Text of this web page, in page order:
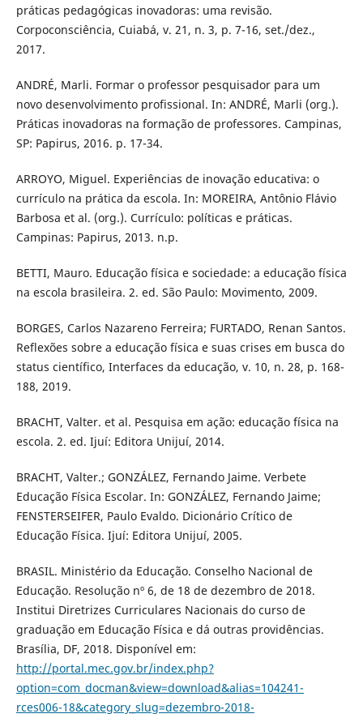
práticas pedagógicas inovadoras: uma revisão.
Corpoconsciência, Cuiabá, v. 21, n. 3, p. 7-16, set./dez.,
2017.
ANDRÉ, Marli. Formar o professor pesquisador para um
novo desenvolvimento profissional. In: ANDRÉ, Marli (org.).
Práticas inovadoras na formação de professores. Campinas,
SP: Papirus, 2016. p. 17-34.
ARROYO, Miguel. Experiências de inovação educativa: o
currículo na prática da escola. In: MOREIRA, Antônio Flávio
Barbosa et al. (org.). Currículo: políticas e práticas.
Campinas: Papirus, 2013. n.p.
BETTI, Mauro. Educação física e sociedade: a educação física
na escola brasileira. 2. ed. São Paulo: Movimento, 2009.
BORGES, Carlos Nazareno Ferreira; FURTADO, Renan Santos.
Reflexões sobre a educação física e suas crises em busca do
status científico, Interfaces da educação, v. 10, n. 28, p. 168-
188, 2019.
BRACHT, Valter. et al. Pesquisa em ação: educação física na
escola. 2. ed. Ijuí: Editora Unijuí, 2014.
BRACHT, Valter.; GONZÁLEZ, Fernando Jaime. Verbete
Educação Física Escolar. In: GONZÁLEZ, Fernando Jaime;
FENSTERSEIFER, Paulo Evaldo. Dicionário Crítico de
Educação Física. Ijuí: Editora Unijuí, 2005.
BRASIL. Ministério da Educação. Conselho Nacional de
Educação. Resolução nº 6, de 18 de dezembro de 2018.
Institui Diretrizes Curriculares Nacionais do curso de
graduação em Educação Física e dá outras providências.
Brasília, DF, 2018. Disponível em:
http://portal.mec.gov.br/index.php?
option=com_docman&view=download&alias=104241-
rces006-18&category_slug=dezembro-2018-